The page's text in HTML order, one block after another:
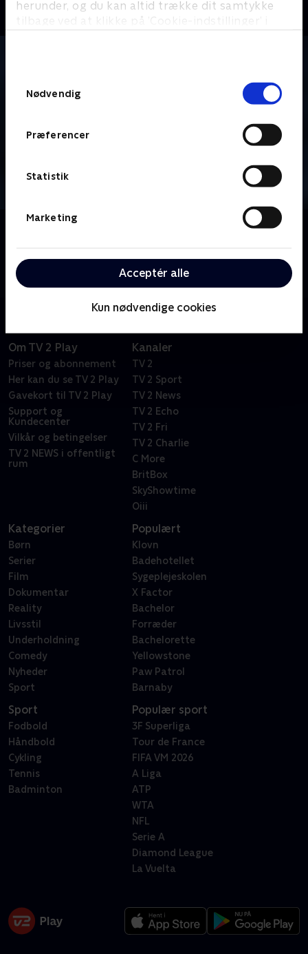
herunder, og du kan altid trække dit samtykke
tilbage ved at klikke på ’Cookie-indstillinger’ i
Nødvendig
Præferencer
Statistik
Marketing
Acceptér alle
Kun nødvendige cookies
skøjteløbernes sprintdisciplin bliver kørt til vinter-OL
i Milano Cortina.
Om TV 2 Play
Priser og abonnement
Her kan du se TV 2 Play
Gavekort til TV 2 Play
Support og
Kundecenter
Vilkår og betingelser
TV 2 NEWS i offentligt
rum
Kanaler
TV 2
TV 2 Sport
TV 2 News
TV 2 Echo
TV 2 Fri
TV 2 Charlie
C More
BritBox
SkyShowtime
Oiii
Kategorier
Børn
Serier
Film
Dokumentar
Reality
Livsstil
Underholdning
Comedy
Nyheder
Sport
Populært
Klovn
Badehotellet
Sygeplejeskolen
X Factor
Bachelor
Forræder
Bachelorette
Yellowstone
Paw Patrol
Barnaby
Sport
Fodbold
Håndbold
Cykling
Tennis
Badminton
Populær sport
3F Superliga
Tour de France
FIFA VM 2026
A Liga
ATP
WTA
NFL
Serie A
Diamond League
La Vuelta